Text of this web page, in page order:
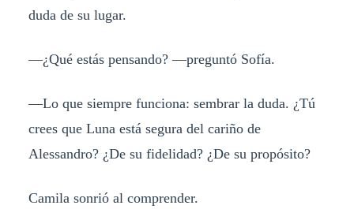
duda de su lugar.
—¿Qué estás pensando? —preguntó Sofía.
—Lo que siempre funciona: sembrar la duda. ¿Tú
crees que Luna está segura del cariño de
Alessandro? ¿De su fidelidad? ¿De su propósito?
Camila sonrió al comprender.